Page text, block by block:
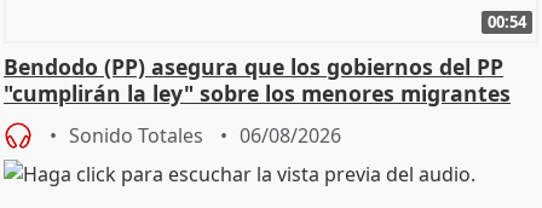
00:54
Bendodo (PP) asegura que los gobiernos del PP
"cumplirán la ley" sobre los menores migrantes
Sonido Totales 06/08/2026